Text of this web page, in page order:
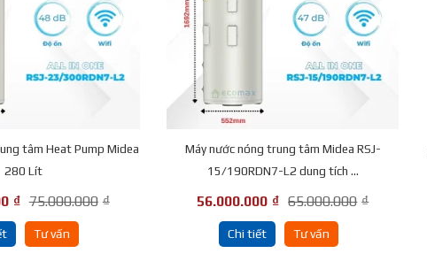
tâm Heat Pump Midea
280 Lít
₫ 75.000.000 ₫
Tư vấn
Máy nước nóng trung tâm Midea RSJ-
15/190RDN7-L2 dung tích ...
56.000.000 ₫ 65.000.000 ₫
Chi tiết Tư vấn